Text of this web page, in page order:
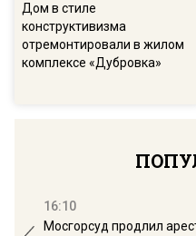
Дом в стиле
конструктивизма
отремонтировали в жилом
комплексе «Дубровка»
16:10
Мосгорсуд продлил